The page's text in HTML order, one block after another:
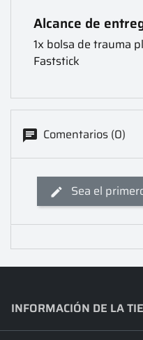
Alcance de
1x bolsa de trauma
Faststick
Comentarios (0)
Sea el
INFORMACIÓN DE LA